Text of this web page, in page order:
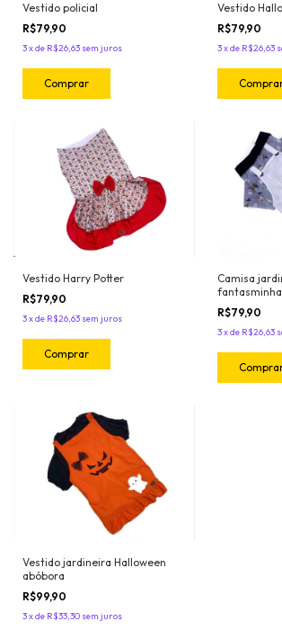
Vestido policial
R$79,90
3xde R$26,63 sem juros
Comprar
Vestido
R$79,90
3xde R$26,63
Vestido Harry Potter
R$79,90
3xde R$26,63 sem juros
Comprar
Camisa
fantasminha
R$79,90
3xde R$26,63
Vestido jardineira Halloween
abóbora
R$99,90
3xde R$33,30 sem juros